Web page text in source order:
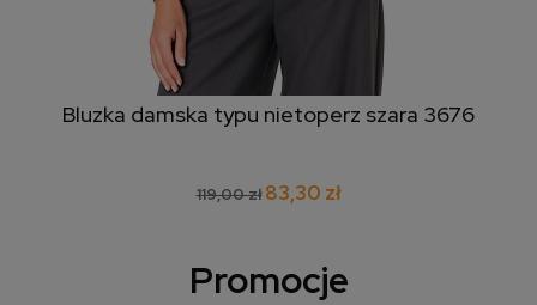
Bluzka damska typu nietoperz szara 3676
119,00 zł 83,30 zł
Promocje